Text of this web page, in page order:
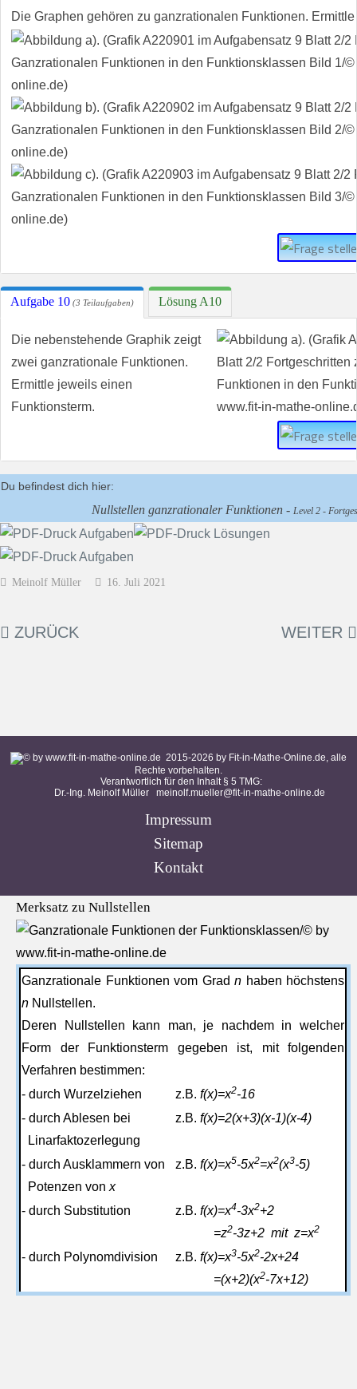
Die Graphen gehören zu ganzrationalen Funktionen.
Aufgabe 10 (3 Teilaufgaben) Lösung A10
Die nebenstehende Graphik zeigt
zwei ganzrationale Funktionen.
Ermittle jeweils einen
Funktionsterm.
Du befindest dich hier:
Nullstellen ganzrationaler Funktionen - Level 2 -
Meinolf Müller 16. Juli 2021
ZURÜCK WEITER
2015-2026 by Fit-in-Mathe-Online.de, alle
Rechte vorbehalten.
Verantwortlich für den Inhalt § 5 TMG:
Dr.-Ing. Meinolf Müller meinolf.mueller@fit-in-mathe-online.de
Impressum
Sitemap
Kontakt
Merksatz zu Nullstellen
Ganzrationale Funktionen vom Grad n haben höchstens
n Nullstellen.
Deren Nullstellen kann man, je nachdem in welcher
Form der Funktionsterm gegeben ist, mit folgenden
Verfahren bestimmen:
- durch Wurzelziehen
z.B. f(x)=x2-16
- durch Ablesen bei
Linarfaktozerlegung
z.B. f(x)=2(x+3)(x-1)(x-4)
- durch Ausklammern von
Potenzen von x
z.B. f(x)=x5-5x2=x2(x3-5)
- durch Substitution z.B. f(x)=x4-3x2+2
=z2-3z+2 mit z=x2
- durch Polynomdivision z.B. f(x)=x3-5x2-2x+24
=(x+2)(x2-7x+12)